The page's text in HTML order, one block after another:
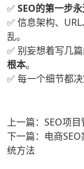
✅ SEO的第一步
✅ 信息架构、
乱。
✅ 别妄想着写几篇
根本。
✅ 每一个细节都
上一篇：SEO项
下一篇：电商
统方法